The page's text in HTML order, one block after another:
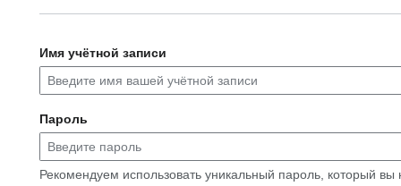
Имя учётной записи
Пароль
Рекомендуем использовать уникальный пароль, который вы